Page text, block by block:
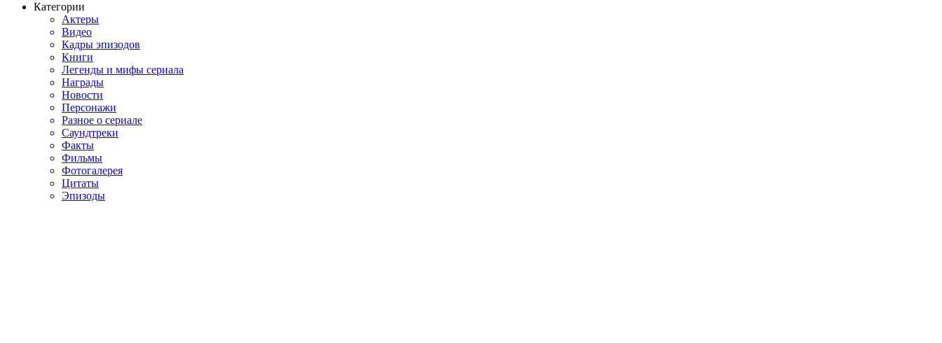
Категории
Актеры
Видео
Кадры эпизодов
Книги
Легенды и мифы сериала
Награды
Новости
Персонажи
Разное о сериале
Саундтреки
Факты
Фильмы
Фотогалерея
Цитаты
Эпизоды